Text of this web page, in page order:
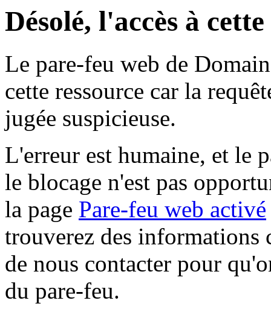
Désolé, l'accès à
Le pare-feu web de
cette ressource car la
jugée suspicieuse.
L'erreur est humaine, et le
le blocage n'est pas
la page Pare-feu web activé
trouverez des informations
de nous contacter pour
du pare-feu.